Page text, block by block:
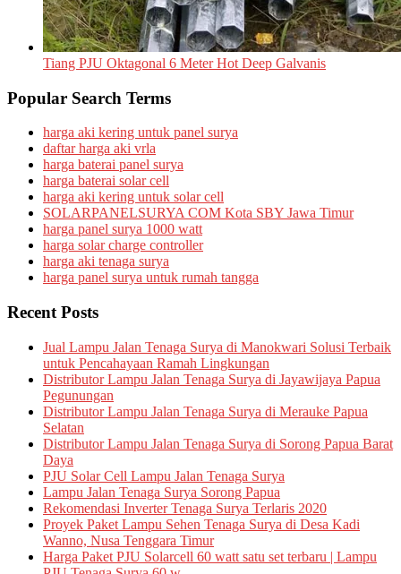
Tiang PJU Oktagonal 6 Meter Hot Deep Galvanis
Popular Search Terms
harga aki kering untuk panel surya
daftar harga aki vrla
harga baterai panel surya
harga baterai solar cell
harga aki kering untuk solar cell
SOLARPANELSURYA COM Kota SBY Jawa Timur
harga panel surya 1000 watt
harga solar charge controller
harga aki tenaga surya
harga panel surya untuk rumah tangga
Recent Posts
Jual Lampu Jalan Tenaga Surya di Manokwari Solusi Terbaik
untuk Pencahayaan Ramah Lingkungan
Distributor Lampu Jalan Tenaga Surya di Jayawijaya Papua
Pegunungan
Distributor Lampu Jalan Tenaga Surya di Merauke Papua
Selatan
Distributor Lampu Jalan Tenaga Surya di Sorong Papua Barat
Daya
PJU Solar Cell Lampu Jalan Tenaga Surya
Lampu Jalan Tenaga Surya Sorong Papua
Rekomendasi Inverter Tenaga Surya Terlaris 2020
Proyek Paket Lampu Sehen Tenaga Surya di Desa Kadi
Wanno, Nusa Tenggara Timur
Harga Paket PJU Solarcell 60 watt satu set terbaru | Lampu